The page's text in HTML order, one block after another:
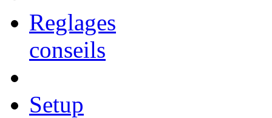
Reglages
conseils
Setup